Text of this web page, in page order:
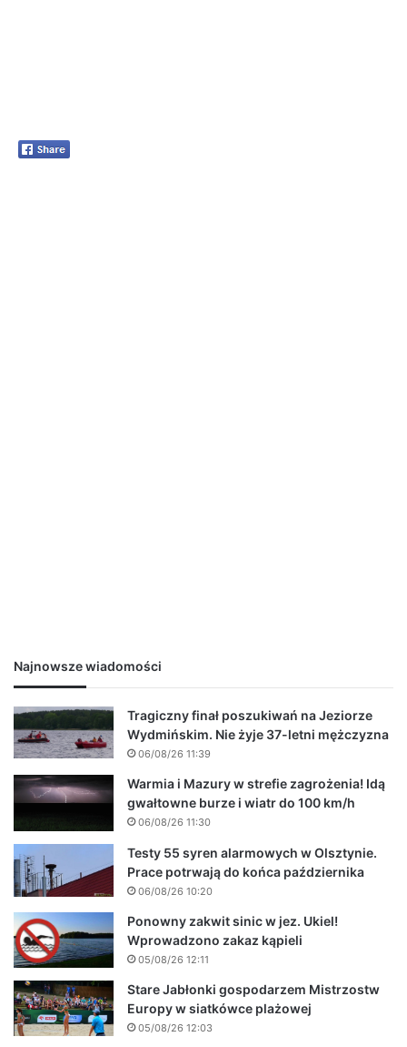
Najnowsze wiadomości
Tragiczny finał poszukiwań na Jeziorze
Wydmińskim. Nie żyje 37-letni mężczyzna
06/08/26 11:39
Warmia i Mazury w strefie zagrożenia! Idą
gwałtowne burze i wiatr do 100 km/h
06/08/26 11:30
Testy 55 syren alarmowych w Olsztynie.
Prace potrwają do końca października
06/08/26 10:20
Ponowny zakwit sinic w jez. Ukiel!
Wprowadzono zakaz kąpieli
05/08/26 12:11
Stare Jabłonki gospodarzem Mistrzostw
Europy w siatkówce plażowej
05/08/26 12:03